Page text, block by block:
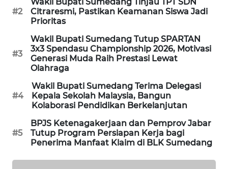
#2
Citraresmi, Pastikan Keamanan Siswa Jadi
Prioritas
#3
Wakil Bupati Sumedang Tutup SPARTAN
3x3 Spendasu Championship 2026, Motivasi
Generasi Muda Raih Prestasi Lewat
Olahraga
#4
Wakil Bupati Sumedang Terima Delegasi
Kepala Sekolah Malaysia, Bangun
Kolaborasi Pendidikan Berkelanjutan
#5
BPJS Ketenagakerjaan dan Pemprov Jabar
Tutup Program Persiapan Kerja bagi
Penerima Manfaat Klaim di BLK Sumedang
GARONGGANG
NEWS
FISUELRI
ID
ENERGI
NEWS
CILEUNGSI
NEWS